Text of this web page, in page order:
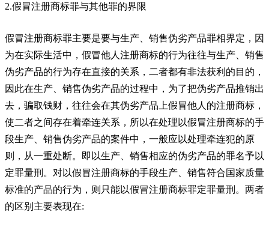
2.假冒注册商标罪与其他罪的界限
假冒注册商标罪主要是要与生产、销售伪劣产品罪相界定，因
为在实际生活中，假冒他人注册商标的行为往往与生产、销售
伪劣产品的行为存在直接的关系，二者都有非法获利的目的，
因此在生产、销售伪劣产品的过程中，为了把伪劣产品推销出
去，骗取钱财，往往会在其伪劣产品上假冒他人的注册商标，
使二者之间存在着牵连关系，所以在处理以假冒注册商标的手
段生产、销售伪劣产品的案件中，一般应以处理牵连犯的原
则，从一重处断。即以生产、销售相应的伪劣产品的罪名予以
定罪量刑。对以假冒注册商标的手段生产、销售符合国家质量
标准的产品的行为，则只能以假冒注册商标罪定罪量刑。两者
的区别主要表现在: